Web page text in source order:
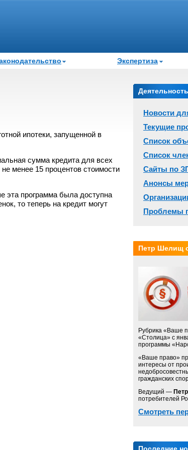
Экспертиза
ипотеки, запущенной в
сумма кредита для всех
менее 15 процентов стоимости
эта программа была доступна
то теперь на кредит могут
Деятельность
Новости
Текущие
Список
Список
Сайты по
Анонсы
Проблемы
Петр Шелищ
Рубрика «Ваше
«Столица» с
программы
«Ваше право»
интересы от
гражданских
Ведущий —
потребителей
Смотреть